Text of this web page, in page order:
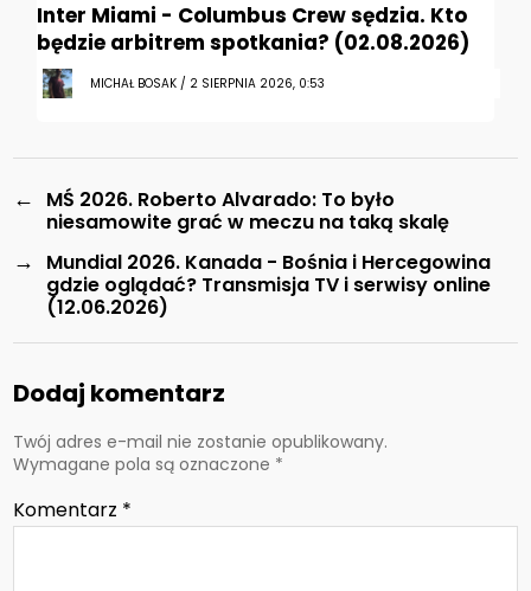
Inter Miami - Columbus Crew sędzia. Kto
będzie arbitrem spotkania? (02.08.2026)
MICHAŁ BOSAK / 2 SIERPNIA 2026, 0:53
←
MŚ 2026. Roberto Alvarado: To było
niesamowite grać w meczu na taką skalę
→
Mundial 2026. Kanada - Bośnia i Hercegowina
gdzie oglądać? Transmisja TV i serwisy online
(12.06.2026)
Dodaj komentarz
Twój adres e-mail nie zostanie opublikowany.
Wymagane pola są oznaczone *
Komentarz *